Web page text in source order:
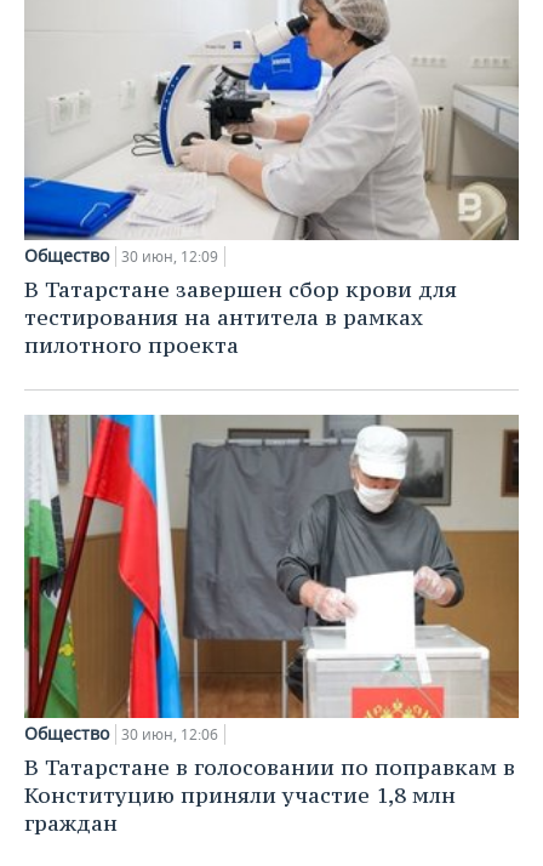
Общество 30 июн, 12:09
В Татарстане завершен сбор крови для
тестирования на антитела в рамках
пилотного проекта
Общество 30 июн, 12:06
В Татарстане в голосовании по поправкам в
Конституцию приняли участие 1,8 млн
граждан